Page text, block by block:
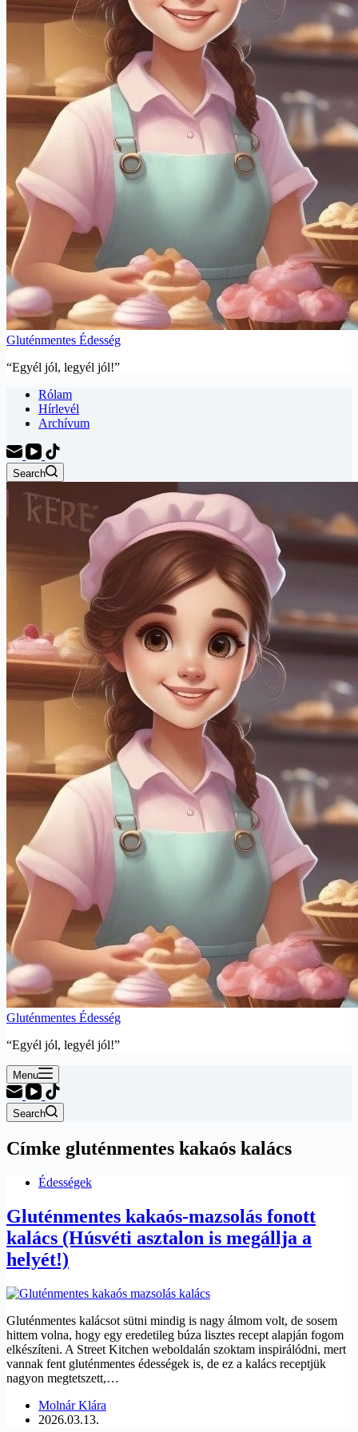
Gluténmentes Édesség
“Egyél jól, legyél jól!”
Rólam
Hírlevél
Archívum
Search
Gluténmentes Édesség
“Egyél jól, legyél jól!”
Menu
Search
Címke gluténmentes kakaós kalács
Édességek
Gluténmentes kakaós-mazsolás fonott
kalács (Húsvéti asztalon is megállja a
helyét!)
Gluténmentes kalácsot sütni mindig is nagy álmom volt, de sosem
hittem volna, hogy egy eredetileg búza lisztes recept alapján fogom
elkészíteni. A Street Kitchen weboldalán szoktam inspirálódni, mert
vannak fent gluténmentes édességek is, de ez a kalács receptjük
nagyon megtetszett,…
Molnár Klára
2026.03.13.